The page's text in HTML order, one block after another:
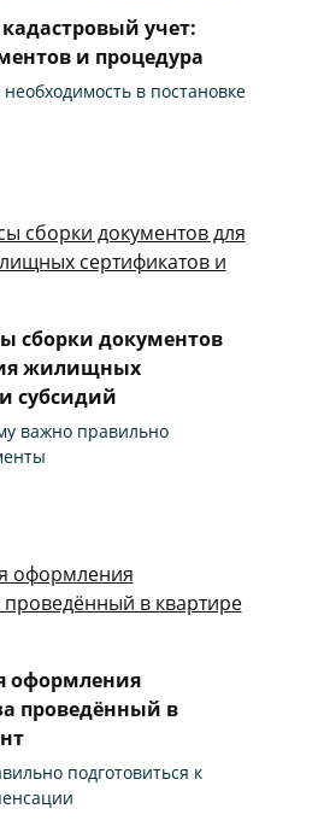
учет:
и процедура
в постановке
сборки документов
жилищных
субсидий
важно правильно
оформления
проведённый в
подготовиться к